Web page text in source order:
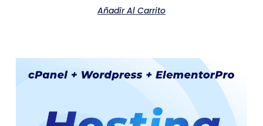
Añadir Al Carrito